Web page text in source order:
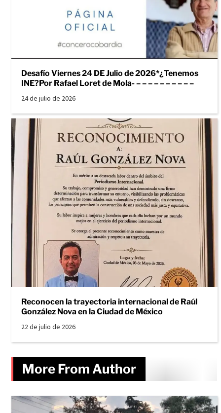
Desafío Viernes 24 DE Julio de 2026*¿Tenemos
INE?Por Rafael Loret de Mola- – – – – – – – – – –
24 de julio de 2026
Reconocen la trayectoria internacional de Raúl
González Nova en la Ciudad de México
22 de julio de 2026
More From Author